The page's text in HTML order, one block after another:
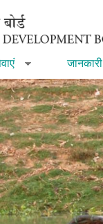
जानकारी